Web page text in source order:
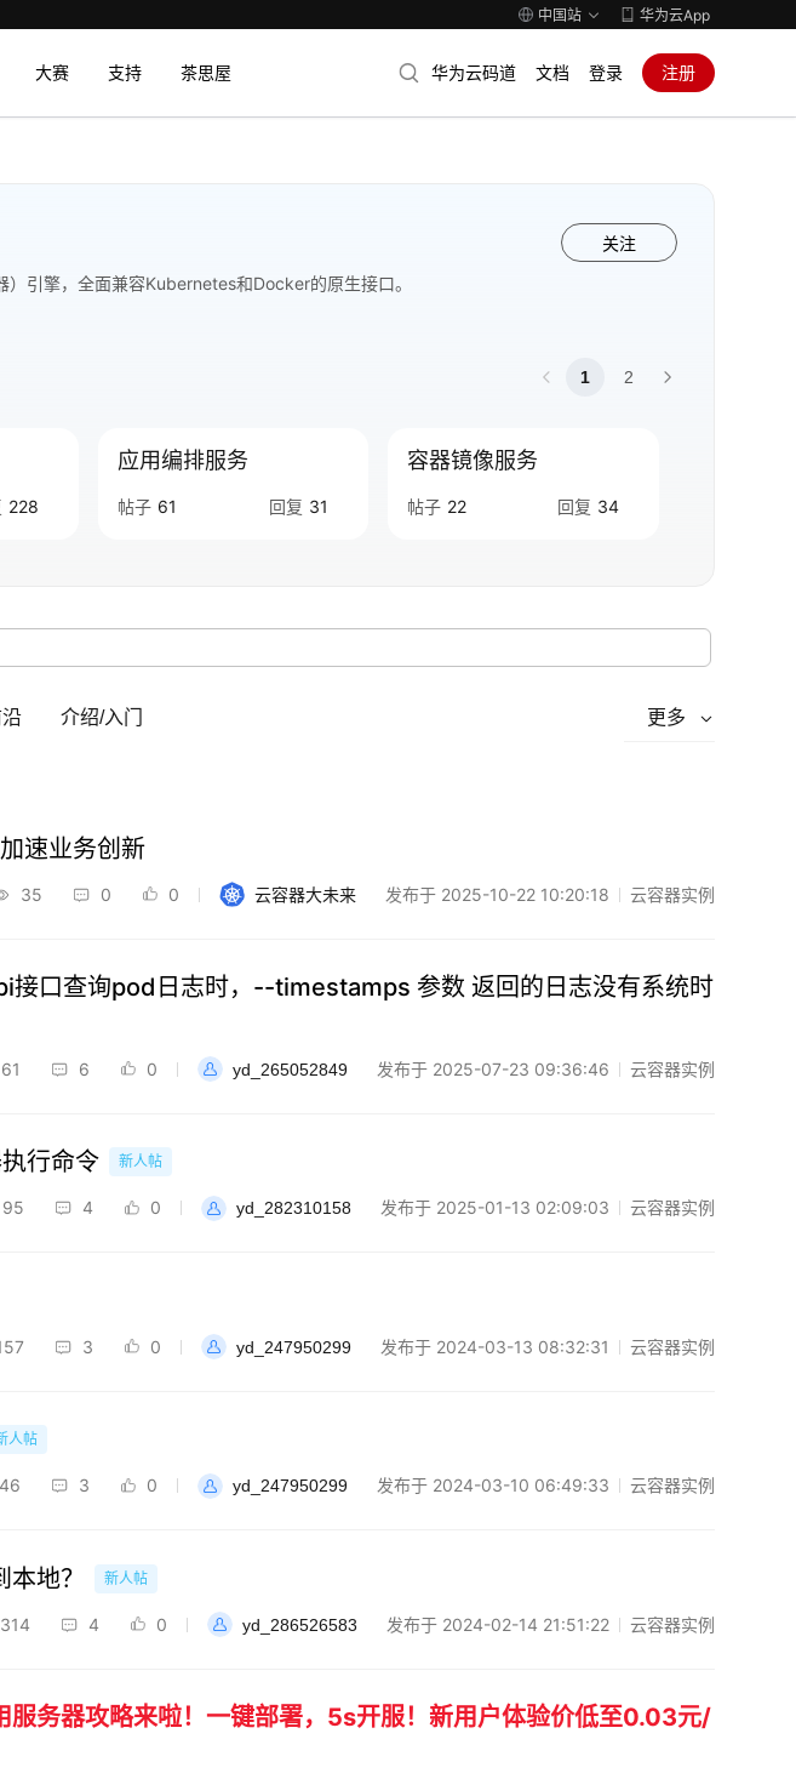
中国站 华为云App
大赛 支持 茶思屋 华为云码道 文档 登录 注册
关注
引擎，全面兼容Kubernetes和Docker的原生接口。
1 2
228
应用编排服务
帖子 61 回复 31
容器镜像服务
帖子 22 回复 34
介绍/入门 更多
速业务创新
35 0 0 云容器大未来 发布于 2025-10-22 10:20:18 云容器实例
接口查询pod日志时，--timestamps 参数 返回的日志没有系统时
6 0 yd_265052849 发布于 2025-07-23 09:36:46 云容器实例
行命令 新人帖
95 4 0 yd_282310158 发布于 2025-01-13 02:09:03 云容器实例
3 0 yd_247950299 发布于 2024-03-13 08:32:31 云容器实例
人帖
3 0 yd_247950299 发布于 2024-03-10 06:49:33 云容器实例
地？ 新人帖
314 4 0 yd_286526583 发布于 2024-02-14 21:51:22 云容器实例
服务器攻略来啦！一键部署，5s开服！新用户体验价低至0.03元/